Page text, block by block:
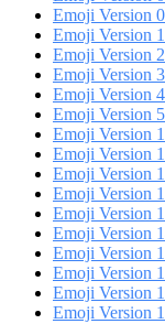
Emoji Version
Emoji Version
Emoji Version
Emoji Version
Emoji Version
Emoji Version
Emoji Version
Emoji Version
Emoji Version
Emoji Version
Emoji Version
Emoji Version
Emoji Version
Emoji Version
Emoji Version
Emoji Version